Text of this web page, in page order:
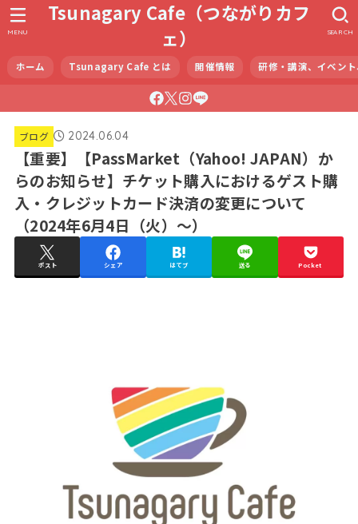
Tsunagary Cafe（つながりカフ
ェ）
ホーム Tsunagary Cafe とは 開催情報 研修・講演、イベン
SEARCH
MENU
ブログ 2024.06.04
【重要】【PassMarket（Yahoo! JAPAN）か
らのお知らせ】チケット購入におけるゲスト購
入・クレジットカード決済の変更について
（2024年6月4日（火）～）
ポスト シェア はてブ 送る Pocket